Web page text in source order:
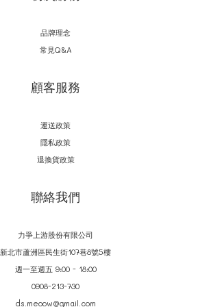
品牌理念
常見Q&A
顧客服務
運送政策
隱私政策
退換貨政策
聯絡我們
力爭上游股份有限公司
新北市蘆洲區民生街107巷8號5樓
週一至週五 9:00 - 18:00
0908-213-730
ds.meoow@gmail.com